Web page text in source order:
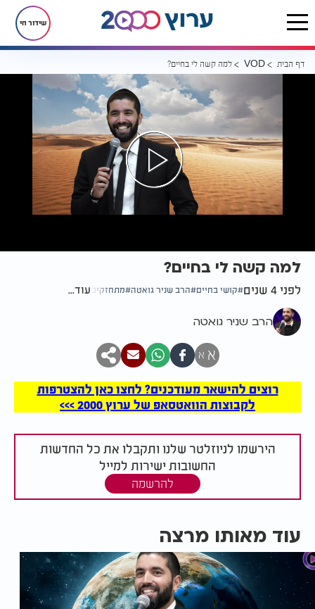
שידור חי
דף הבית VOD למה קשה לי בחיים?
למה קשה לי בחיים?
לפני 4 שנים קושי בחיים הרב שניר גואטה מתחזקים עוד...
הרב שניר גואטה
א א
רוצים להישאר מעודכנים? לחצו כאן להצטרפות
לקבוצות הוואטסאפ של ערוץ 2000 >>>
הירשמו לניוזלטר שלנו ותקבלו את כל החדשות
החשובות ישירות למייל
להרשמה
עוד מאותו מרצה